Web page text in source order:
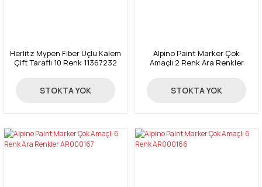
Herlitz Mypen Fiber Uçlu Kalem
Çift Taraflı 10 Renk 11367232
45,00 TL
STOKTA YOK
Alpino Paint Marker Çok
Amaçlı 2 Renk Ara Renkler
79,00 TL
STOKTA YOK